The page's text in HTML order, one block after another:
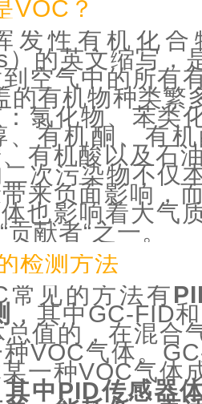
VOC？
发性有机化合
的英文缩写，
空气中的所有
的有机物种类繁
氯化物、苯类
、有机酮、有
有机酸以及石
次污染物不仅
来负面影响，
也影响着大气
献者“之一。
检测方法
常见的方法有
，其中GC-FID
值的，在混合
VOC气体。
一种VOC气体
其中PID传感器